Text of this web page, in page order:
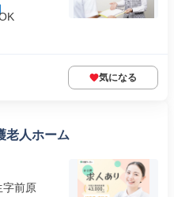
気になる
老人ホーム
字前原